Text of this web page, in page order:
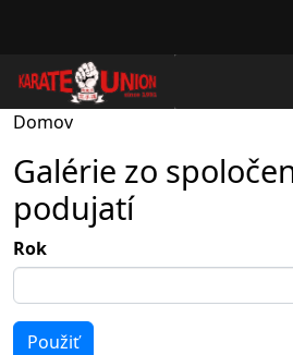
Domov
Galérie zo
podujatí
Rok
Použiť